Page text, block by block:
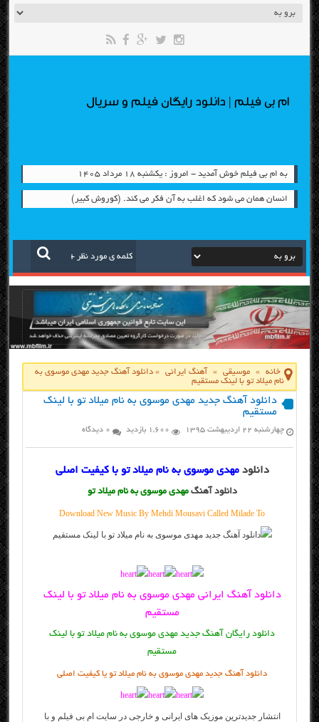
ام بی فیلم | دانلود رایگان فیلم و سریال
به ام بی فیلم خوش آمدید - امروز : یکشنبه ۱۸ مرداد ۱۴۰۵
انسان همان می شود که اغلب به آن فکر می کند. (کوروش کبیر)
خانه » موسیقی » آهنگ ایرانی »دانلود آهنگ جدید مهدی موسوی به
نام میلاد تو با لینک مستقیم
دانلود آهنگ جدید مهدی موسوی به نام میلاد تو با لینک
مستقیم
چهارشنبه ۲۲ اردیبهشت ۱۳۹۵ 1,600 بازدید 0 دیدگاه
دانلود مهدی موسوی به نام میلاد تو با کیفیت اصلی
دانلود آهنگ مهدی موسوی به نام میلاد تو
Download New Music By Mehdi Mousavi Called Milade To
دانلود آهنگ ایرانی مهدی موسوی به نام میلاد تو با لینک
مستقیم
دانلود رایگان آهنگ جدید مهدی موسوی به نام میلاد تو با لینک
مستقیم
دانلود آهنگ جدید مهدی موسوی به نام میلاد تو یا کیفیت اصلی
انتشار جدیدترین موزیک های ایرانی و خارجی در سایت ام بی فیلم و با